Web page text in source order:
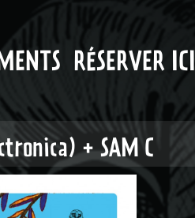
RÉSERVER ICI
+ SAM C